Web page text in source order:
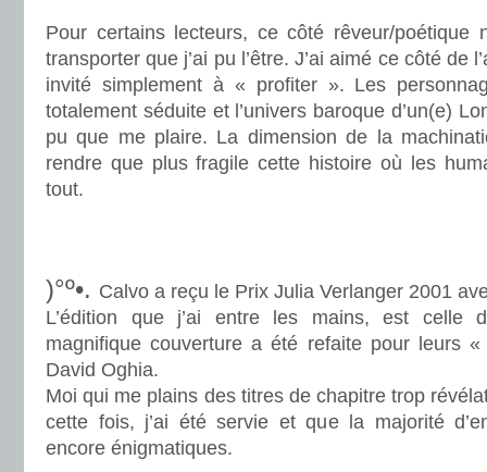
Pour certains lecteurs, ce côté rêveur/poétique
transporter que j’ai pu l’être. J’ai aimé ce côté de
invité simplement à « profiter ». Les
totalement séduite et l’univers baroque d’un(e)
pu que me plaire. La dimension de la
rendre que plus fragile cette histoire où les
tout.
)°º•. Calvo a reçu le Prix Julia Verlanger 2001
L’édition que j’ai entre les mains, est celle
magnifique couverture a été refaite pour leurs
David Oghia.
Moi qui me plains des titres de chapitre trop
cette fois, j’ai été servie et que la majorité
encore énigmatiques.